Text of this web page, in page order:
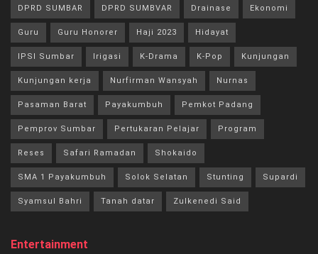
DPRD SUMBAR DPRD SUMBVAR Drainase Ekonomi
Guru Guru Honorer Haji 2023 Hidayat
IPSI Sumbar Irigasi K-Drama K-Pop Kunjungan
Kunjungan kerja Nurfirman Wansyah Nurnas
Pasaman Barat Payakumbuh Pemkot Padang
Pemprov Sumbar Pertukaran Pelajar Program
Reses Safari Ramadan Shokaido
SMA 1 Payakumbuh Solok Selatan Stunting Supardi
Syamsul Bahri Tanah datar Zulkenedi Said
Entertainment